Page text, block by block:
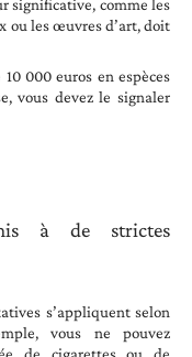
significative, comme les
ou les œuvres d’art, doit
000 euros en espèces
vous devez le signaler
à de strictes
s’appliquent selon
vous ne pouvez